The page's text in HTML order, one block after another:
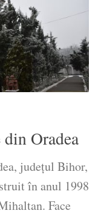
Oradea
județul Bihor,
în anul 1998
Face